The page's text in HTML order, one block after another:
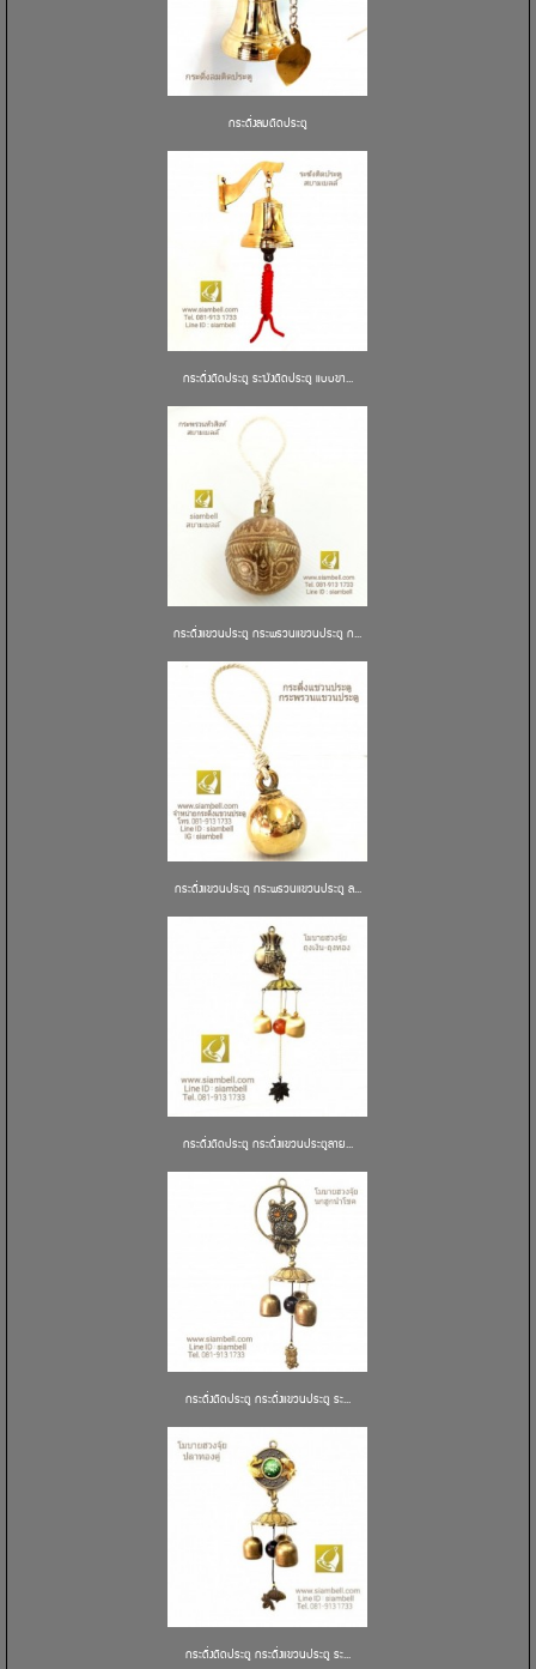
กระดิ่งลมติดประตู
กระดิ่งติดประตู ระฆังติดประตู แบบขา...
กระดิ่งแขวนประตู กระพรวนแขวนประตู ก...
กระดิ่งแขวนประตู กระพรวนแขวนประตู ล...
กระดิ่งติดประตู กระดิ่งแขวนประตูลาย...
กระดิ่งติดประตู กระดิ่งแขวนประตู ระ...
กระดิ่งติดประตู กระดิ่งแขวนประตู ระ...